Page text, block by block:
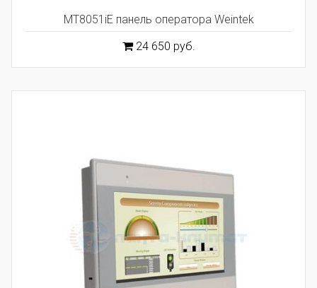
MT8051iE панель оператора Weintek
24 650 руб.